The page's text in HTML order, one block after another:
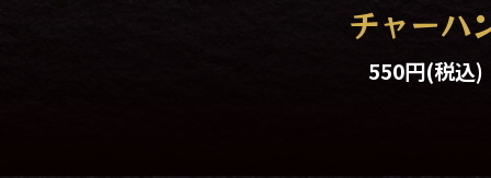
チャーハ
550円(税込)